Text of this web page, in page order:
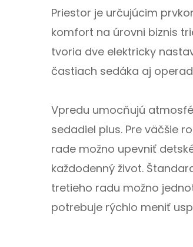
Priestor je určujúcim
komfort na úrovni biznis
tvoria dve elektricky
častiach sedáka aj
Vpredu umocňujú
sedadiel plus. Pre väčšie
rade možno upevniť
každodenný život.
tretieho radu možno
potrebuje rýchlo meniť